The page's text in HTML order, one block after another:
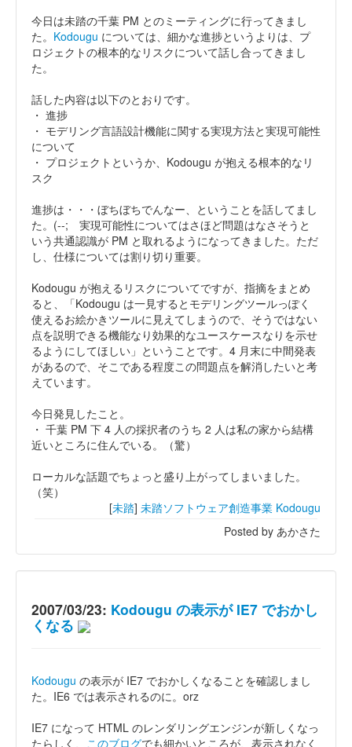
今日は未踏の千葉 PM とのミーティングに行ってきまし
た。 Kodougu については、細かな進捗というよりは、プ
ロジェクトの根本的なリスクについて話し合ってきまし
た。
話した内容は以下のとおりです。
・ 進捗
・ モデリング言語設計機能に関する実現方法と実現可能性
について
・ プロジェクトというか、Kodougu が抱える根本的なリ
スク
進捗は・・・ぼちぼちでんなー、ということを話してまし
た。(--; 実現可能性についてはさほど問題はなさそうと
いう共通認識が PM と取れるようになってきました。ただ
し、仕様については割り切り重要。
Kodougu が抱えるリスクについてですが、指摘をまとめ
ると、「Kodougu は一見するとモデリングツールっぽく
使えるお絵かきツールに見えてしまうので、そうではない
点を説明できる機能なり効果的なユースケースなりを示せ
るようにしてほしい」ということです。4 月末に中間発表
があるので、そこである程度この問題点を解消したいと考
えています。
今日発見したこと。
・ 千葉 PM 下 4 人の採択者のうち 2 人は私の家から結構
近いところに住んでいる。（驚）
ローカルな話題でちょっと盛り上がってしまいました。
（笑）
[未踏] 未踏ソフトウェア創造事業 Kodougu
Posted by あかさた
2007/03/23: Kodougu の表示が IE7 でおかし
くなる
Kodougu の表示が IE7 でおかしくなることを確認しまし
た。IE6 では表示されるのに。orz
IE7 になって HTML のレンダリングエンジンが新しくなっ
たらしく、 このブログでも細かいところが、表示されなく